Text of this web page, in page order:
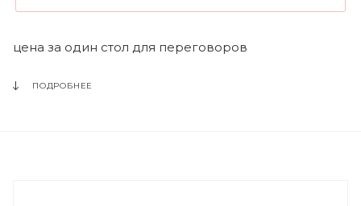
цена за один стол для переговоров
ПОДРОБНЕЕ